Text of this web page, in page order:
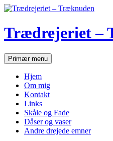
Hop
indhold
Trædrejeriet –
SøgPrimær menu
Hjem
Om mig
Kontakt
Links
Skåle og Fade
Dåser og vaser
Andre drejede emner